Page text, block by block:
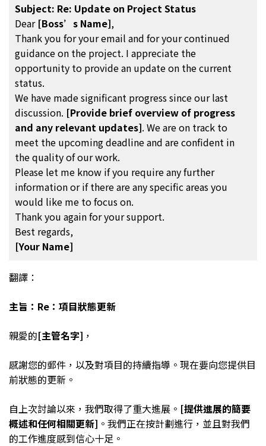
Subject: Re: Update on Project Status
Dear [Boss’s Name],
Thank you for your email and for your continued
guidance on the project. I appreciate the
opportunity to provide an update on the current
status.
We have made significant progress since our last
discussion. [Provide brief overview of progress
and any relevant updates]. We are on track to
meet the upcoming deadline and are confident in
the quality of our work.
Please let me know if you require any further
information or if there are any specific areas you
would like me to focus on.
Thank you again for your support.
Best regards,
[Your Name]
翻譯：
主旨：Re：項目狀態更新
親愛的[主管名字] ，
感謝您的郵件，以及對項目的持續指導。現在要向您提供目
前狀態的更新。
自上次討論以來，我們取得了重大進展。 [提供進展的簡要
概述和任何相關更新] 。我們正在按計劃進行，並且對我們
的工作進度感到信心十足。